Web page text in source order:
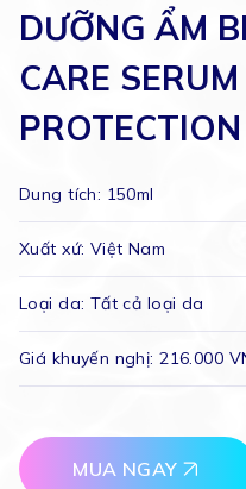
DƯỠNG ẨM
CARE
PROTECTION
Dung tích: 150ml
Xuất xứ: Việt Nam
Loại da: Tất cả loại da
Giá khuyến nghị: 216.000
MUA NGAY